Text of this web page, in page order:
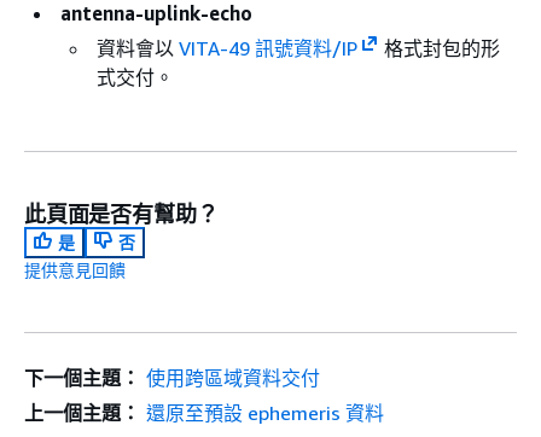
antenna-uplink-echo
資料會以 VITA-49 訊號資料/IP
格式封包的形
式交付。
此頁面是否有幫助？
是
否
提供意見回饋
下一個主題： 使用跨區域資料交付
上一個主題： 還原至預設 ephemeris 資料